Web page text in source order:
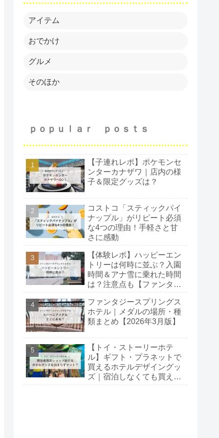
アイテム
おでかけ
グルメ
そのほか
ｐｏｐｕｌａｒ ｐｏｓｔｓ
【子連れレポ】ポケモンセ
ンターカナザワ｜店内の様
子＆限定グッズは？
コストコ「スティックパイ
ナップル」がリピート必須
な4つの理由！手軽さと甘
さに感動
【体験レポ】ハッピーエン
トリーは何時に並ぶ？入園
時間＆アナ雪に乗れた時間
は？注意点も【ファンタジ
ファンタジースプリングス
ホテル｜メダルの場所・種
類まとめ【2026年3月版】
【トイ・ストーリーホテ
ル】ギフト・プラネットで
買えるホテルデザイングッ
ズ｜宿泊しなくても買え